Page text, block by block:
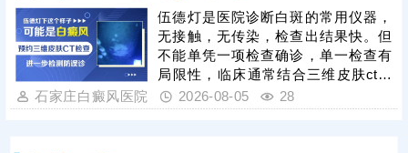
情状态。早期是白癜风治疗的黄金窗
口期，此时黑色素细胞尚未完全受
损，恢复难度低，需及时干预，临床
常用308激光治疗，该方法安全温
和、针对性强，对皮肤损伤小，适配
各类人群及发病部位，能有效激活黑
伍德灯是医院诊断白斑的常用仪器，
无接触，无传染，检查出结果快。但
不能单凭一项检查确诊，单一检查有
局限性，临床通常结合三维皮肤ct综
合诊断，令诊断结果有据可依。白斑
确诊后一方面需遵医嘱接受科学对症
石家庄白癜风医院 2026-08-05 28